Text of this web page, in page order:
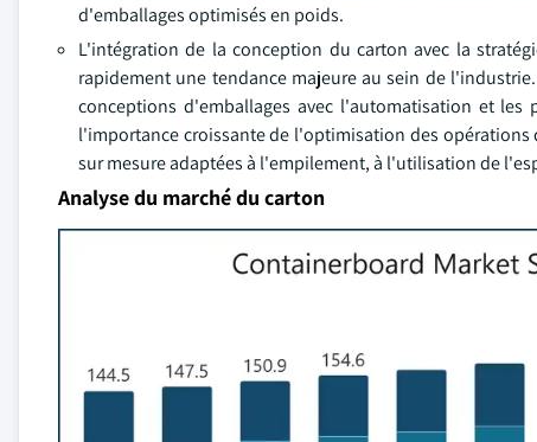
d'emballages optimisés en poids.
L'intégration de la conception du carton avec la
rapidement une tendance majeure au sein de
conceptions d'emballages avec l'automatisation et
l'importance croissante de l'optimisation des
sur mesure adaptées à l'empilement, à l'utilisation de
Analyse du marché du carton